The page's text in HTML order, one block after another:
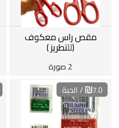
مقص راس معكوف
(للتطريز )
2 صورة
7.0 / الحبة